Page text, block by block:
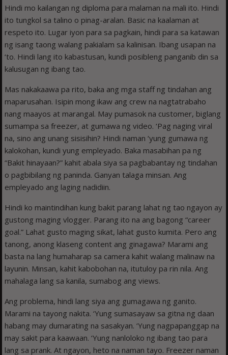
Hindi mo kailangan ng diploma para malaman na mali ito. Hindi
ito tungkol sa talino o pinag-aralan. Basic na kaalaman at
respeto ito. Lugar iyon para sa pagkain, hindi para sa katawan
ng isang taong walang pakialam sa kalinisan. Ibang usapan na
‘to. Hindi lang ito kabastusan, kundi posibleng panganib din sa
kalusugan ng ibang tao.
Mas nakakaawa pa rito, baka ang mga staff ng tindahan ang
maparusahan. Isipin mong ikaw ang crew na nagtatrabaho
nang maayos at marangal. May pumasok na customer, biglang
sumampa sa freezer, at gumawa ng video. ‘Pag naging viral
na, sino ang unang sisisihin? Hindi naman ‘yung gumawa ng
kalokohan, kundi yung empleyado. Baka masabihan pa ng
“Bakit hinayaan?” kahit abala siya sa pagbabantay ng tindahan
o pagbibilang ng paninda. Ganyan talaga minsan. Ang
empleyado ang laging nadidiin.
Hindi ko maintindihan kung bakit parang lahat ng tao ngayon ay
gustong maging vlogger. Parang ito na ang bagong “career
goal.” Lahat gusto maging sikat, lahat gusto kumita. Pero ang
tanong, anong klaseng content ang ginagawa? Marami ang
basta na lang humaharap sa camera kahit walang malinaw na
layunin. Minsan, kahit kabobohan na, itutuloy pa rin nila. Ang
mahalaga lang sa kanila, sumabog ang views.
Ang problema, hindi lang siya ang gumagawa ng ganito.
Marami na tayong nakita. ‘Yung sumasayaw sa gitna ng daan
habang may dumarating na sasakyan. ‘Yung nagpapanggap na
may sakit para kaawaan. ‘Yung nanloloko ng ibang tao para
lang sa prank. At ngayon, heto na naman tayo. Freezer naman